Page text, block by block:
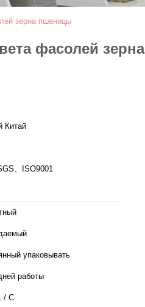
зерна пшеницы
фасолей зерна
Китай
、ISO9001
упаковывать
работы
/ C